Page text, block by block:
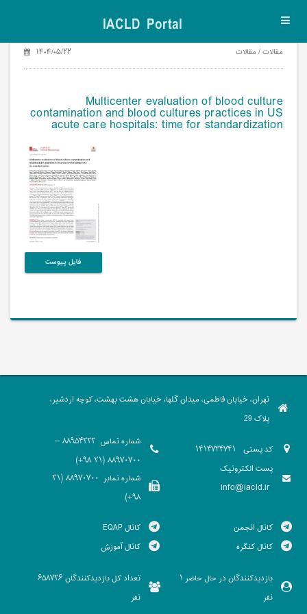
IACLD Portal
مقالات / مقالات ۱۴۰۴/۰۵/۲۲
Multicenter evaluation of blood culture
contamination and blood cultures practices in US
acute care hospitals: time for standardization
فایل پیوست
تهران، خیابان فاطمی، میدان گلها، خیابان هشت بهشت، کوچه اردشیر،
پلاک 29
کد پستی
پست الکترونیک
info@iacld.ir
شماره تماس
88954222 -
88970700 (21 98+)
شماره نمابر
88970700 (21
98+)
کانال انجمن
کانال کنگره
کانال EQAP
کانال آموزش
بازدیدکنندگان در حال حاضر 1
نفر
تعداد کل بازدیدکنندگان 658726
نفر